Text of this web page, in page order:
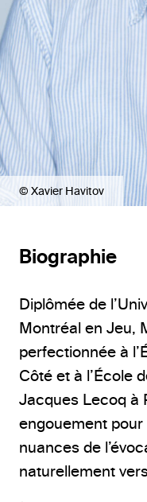
© Xavier Havitov
Biographie
Diplômée de
Montréal en Jeu,
perfectionnée à
Côté et à l’École
Jacques Lecoq à
engouement
nuances de
naturellement